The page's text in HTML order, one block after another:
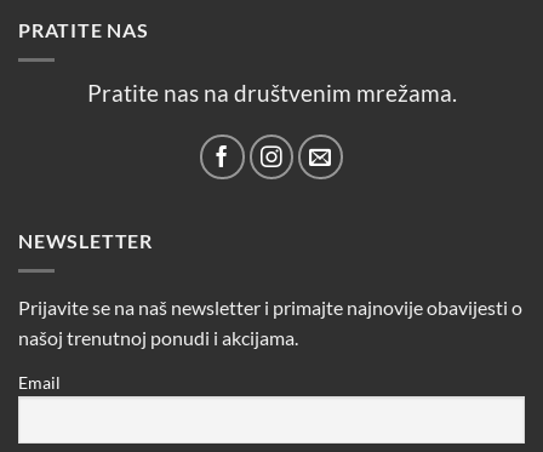
PRATITE NAS
Pratite nas na društvenim mrežama.
NEWSLETTER
Prijavite se na naš newsletter i primajte najnovije obavijesti o
našoj trenutnoj ponudi i akcijama.
Email